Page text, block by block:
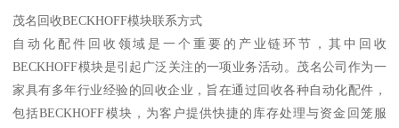
茂名回收BECKHOFF模块联系方式
自动化配件回收领域是一个重要的产业链环节，其中回收
BECKHOFF模块是引起广泛关注的一项业务活动。茂名公司作为一
家具有多年行业经验的回收企业，旨在通过回收各种自动化配件，
包括BECKHOFF模块，为客户提供快捷的库存处理与资金回笼服